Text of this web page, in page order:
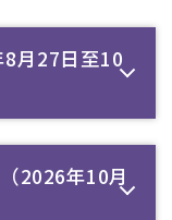
月27日至10
2026年10月